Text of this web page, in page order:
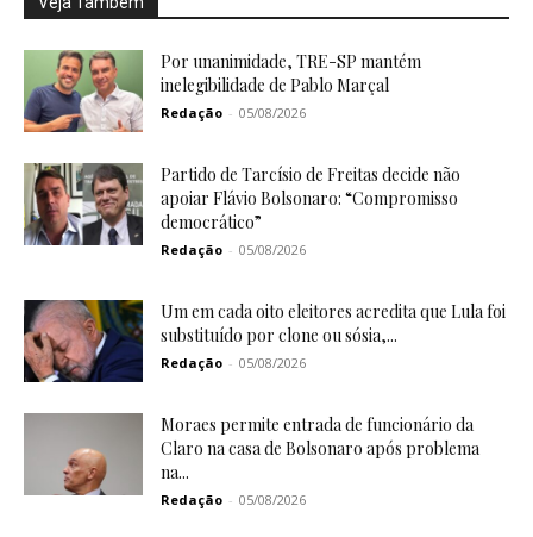
Por unanimidade, TRE-SP mantém
inelegibilidade de Pablo Marçal
Redação - 05/08/2026
Partido de Tarcísio de Freitas decide não
apoiar Flávio Bolsonaro: “Compromisso
democrático”
Redação - 05/08/2026
Um em cada oito eleitores acredita que Lula foi
substituído por clone ou sósia,...
Redação - 05/08/2026
Moraes permite entrada de funcionário da
Claro na casa de Bolsonaro após problema
na...
Redação - 05/08/2026